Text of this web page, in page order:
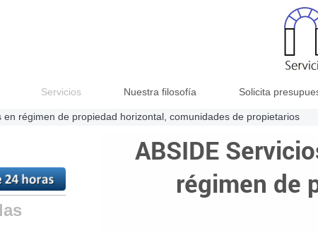
Servicios Nuestra filosofía Solicita
en régimen de propiedad horizontal, comunidades de propietarios
ABSIDE
régimen de